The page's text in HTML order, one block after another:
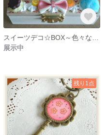
展示中
残り1点